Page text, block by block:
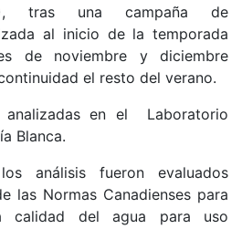
tras una campaña de
al inicio de la temporada
de noviembre y diciembre
el resto del verano.
analizadas en el Laboratorio
Blanca.
análisis fueron evaluados
las Normas Canadienses para
calidad del agua para uso